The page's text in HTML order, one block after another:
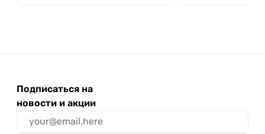
Подписаться на
новости и акции